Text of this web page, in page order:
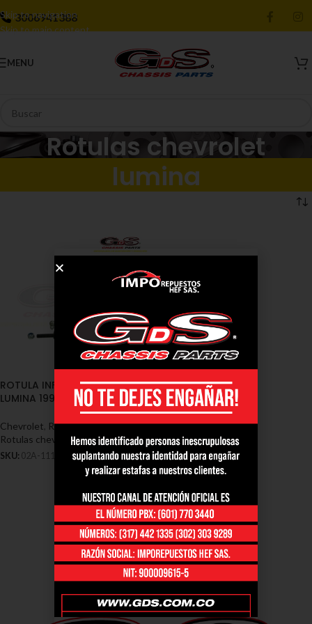
Skip to navigation
Skip to main content
3006941388
MENU
Rotulas chevrolet
lumina
ROTULA INFERIOR CHEVROLET
LUMINA 1992/2000 (02A-1118)
Chevrolet Rótulas - Chevrolet,
Rotulas chevrolet lumina
SKU: 02A-1118